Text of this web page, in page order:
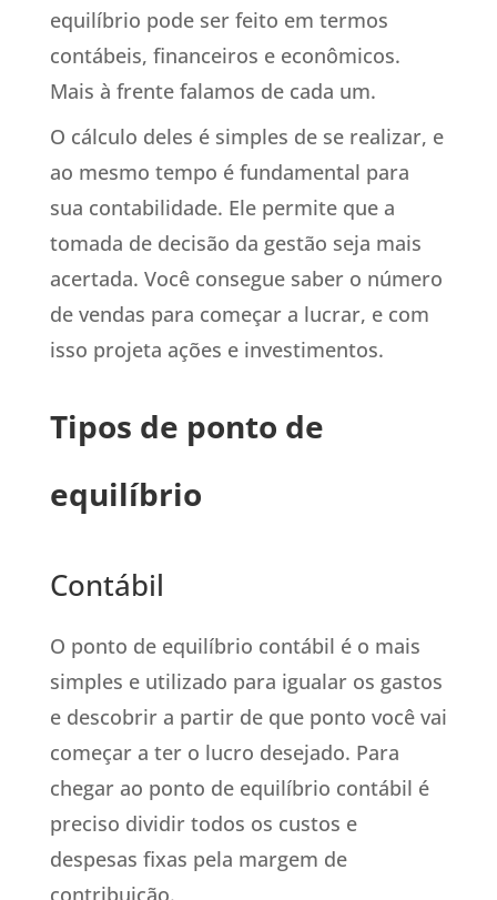
equilíbrio pode ser feito em termos
contábeis, financeiros e econômicos.
Mais à frente falamos de cada um.
O cálculo deles é simples de se realizar, e
ao mesmo tempo é fundamental para
sua contabilidade. Ele permite que a
tomada de decisão da gestão seja mais
acertada. Você consegue saber o número
de vendas para começar a lucrar, e com
isso projeta ações e investimentos.
Tipos de ponto de
equilíbrio
Contábil
O ponto de equilíbrio contábil é o mais
simples e utilizado para igualar os gastos
e descobrir a partir de que ponto você vai
começar a ter o lucro desejado. Para
chegar ao ponto de equilíbrio contábil é
preciso dividir todos os custos e
despesas fixas pela margem de
contribuição.